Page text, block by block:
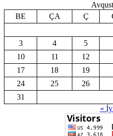
BE
ÇA Ç
3
4 5
10
11 12
17
18 19
24
25 26
31
«